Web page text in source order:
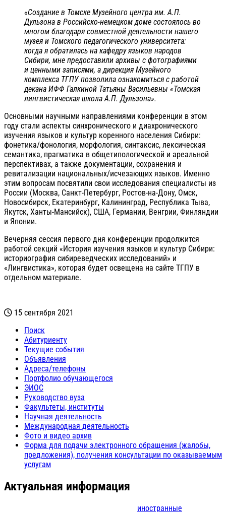
«Создание в Томске Музейного центра им. А.П.
Дульзона в Российско-немецком доме состоялось во
многом благодаря совместной деятельности нашего
музея и Томского педагогического университета:
когда я обратилась на кафедру языков народов
Сибири, мне предоставили архивы с фотографиями
и ценными записями, а дирекция Музейного
комплекса ТГПУ позволила ознакомиться с работой
декана ИФФ Галкиной Татьяны Васильевны «Томская
лингвистическая школа А.П. Дульзона».
Основными научными направлениями конференции в этом
году стали аспекты синхронического и диахронического
изучения языков и культур коренного населения Сибири:
фонетика/фонология, морфология, синтаксис, лексическая
семантика, прагматика в общетипологической и ареальной
перспективах, а также документации, сохранения и
ревитализации национальных/исчезающих языков. Именно
этим вопросам посвятили свои исследования специалисты из
России (Москва, Санкт-Петербург, Ростов-на-Дону, Омск,
Новосибирск, Екатеринбург, Калининград, Республика Тыва,
Якутск, Ханты-Мансийск), США, Германии, Венгрии, Финляндии
и Японии.
Вечерняя сессия первого дня конференции продолжится
работой секций «История изучения языков и культур Сибири:
историография сибиреведческих исследований» и
«Лингвистика», которая будет освещена на сайте ТГПУ в
отдельном материале.
15 сентября 2021
Поиск
Абитуриенту
Текущие события
Объявления
Адреса/телефоны
Портфолио обучающегося
ЭИОС
Руководство вуза
Факультеты, институты
Научная деятельность
Международная деятельность
Фото и видео архив
Форма для подачи электронного обращения (жалобы,
предложения), получения консультации по оказываемым
услугам
Актуальная информация
иностранные